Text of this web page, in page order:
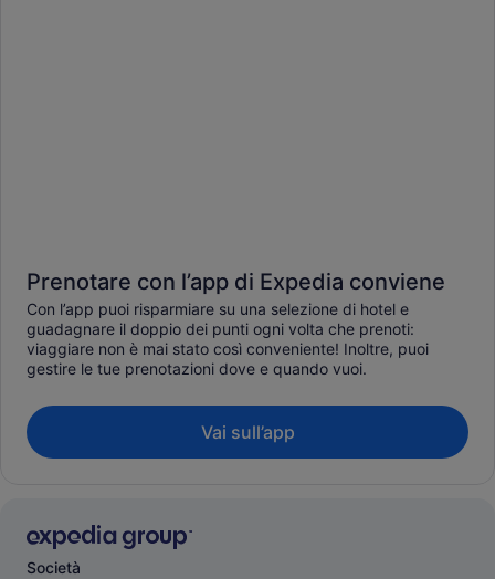
Prenotare con l’app di Expedia conviene
Con l’app puoi risparmiare su una selezione di hotel e
guadagnare il doppio dei punti ogni volta che prenoti:
viaggiare non è mai stato così conveniente! Inoltre, puoi
gestire le tue prenotazioni dove e quando vuoi.
Vai sull’app
Società